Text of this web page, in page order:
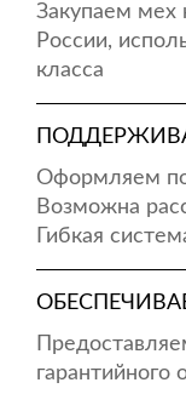
Закупаем мех
России,
класса
Оформляем
Возможна
Гибкая
гарантийного